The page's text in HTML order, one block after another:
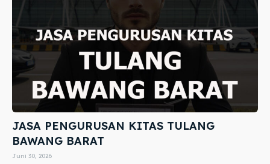
JASA PENGURUSAN KITAS TULANG
BAWANG BARAT
Juni 30, 2026